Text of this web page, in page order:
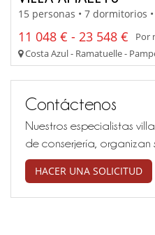
15 personas • 7 dormitorios
11 048 € - 23 548 €
Por
Costa Azul - Ramatuelle -
Contáctenos
Nuestros especialistas
de conserjería, organizan
HACER UNA SOLICITUD